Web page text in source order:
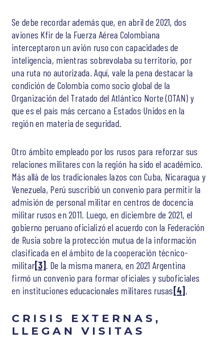
Se debe recordar además que, en abril de 2021, dos
aviones Kfir de la Fuerza Aérea Colombiana
interceptaron un avión ruso con capacidades de
inteligencia, mientras sobrevolaba su territorio, por
una ruta no autorizada. Aquí, vale la pena destacar la
condición de Colombia como socio global de la
Organización del Tratado del Atlántico Norte (OTAN) y
que es el país más cercano a Estados Unidos en la
región en materia de seguridad.
Otro ámbito empleado por los rusos para reforzar sus
relaciones militares con la región ha sido el académico.
Más allá de los tradicionales lazos con Cuba, Nicaragua y
Venezuela, Perú suscribió un convenio para permitir la
admisión de personal militar en centros de docencia
militar rusos en 2011. Luego, en diciembre de 2021, el
gobierno peruano oficializó el acuerdo con la Federación
de Rusia sobre la protección mutua de la información
clasificada en el ámbito de la cooperación técnico-
militar[3]. De la misma manera, en 2021 Argentina
firmó un convenio para formar oficiales y suboficiales
en instituciones educacionales militares rusas [4] .
CRISIS EXTERNAS,
LLEGAN VISITAS